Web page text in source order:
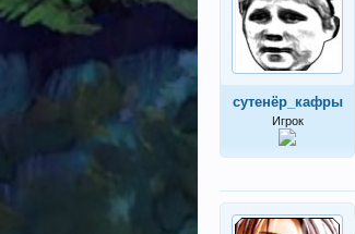
сутенёр_кафры
Игрок